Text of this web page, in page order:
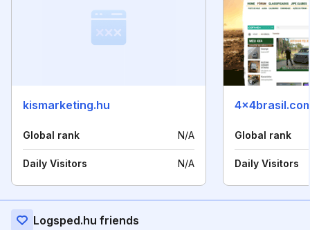
kismarketing.hu
Global rank N/A
Daily Visitors N/A
Global rank
Daily Visitors
Logsped.hu friends